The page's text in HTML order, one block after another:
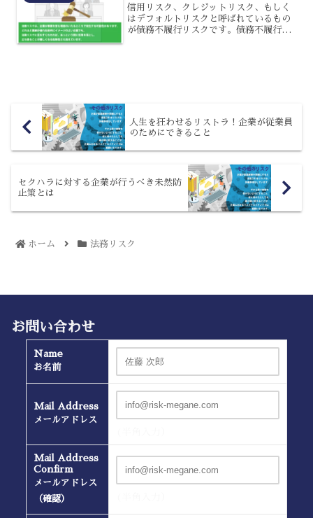
信用リスク、クレジットリスク、もしく
はデフォルトリスクと呼ばれているもの
が債務不履行リスクです。債務不履行リ
人生を狂わせるリストラ！企業が従業員
のためにできること
セクハラに対する企業が行うべき未然防
止策とは
ホーム 法務リスク
お問い合わせ
Name
お名前
Mail Address
メールアドレス
Mail Address
Confirm
メールアドレス
（確認）